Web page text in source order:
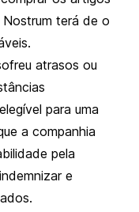
terá de o
atrasos ou
para uma
a companhia
pela
e